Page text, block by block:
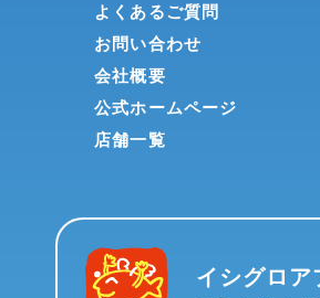
よくあるご質問
お問い合わせ
会社概要
公式ホームページ
店舗一覧
イシグロア